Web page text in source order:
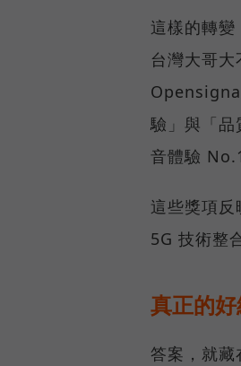
這樣的轉
台灣大哥
驗」與「品
音體驗
這些獎項反
5G 技術整
真正的
答案，就